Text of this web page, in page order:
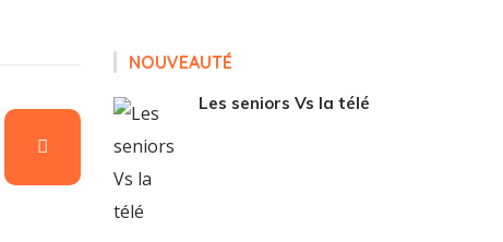
NOUVEAUTÉ
Les seniors Vs la télé